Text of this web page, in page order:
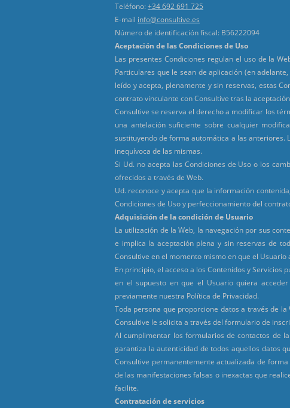
Teléfono:+34 692 691 725
E-mail info@consultive.es
Número de identificación fiscal: B56222094
Aceptación de las Condiciones de Uso
Las presentes Condiciones regulan el uso de la
Particulares que le sean de aplicación (en
leído y acepta, plenamente y sin reservas, estas
contrato vinculante con Consultive tras la
Consultive se reserva el derecho a modificar los
una antelación suficiente sobre cualquier
sustituyendo de forma automática a las anteriores.
inequívoca de las mismas.
Si Ud. no acepta las Condiciones de Uso o los
ofrecidos a través de Web.
Ud. reconoce y acepta que la información
Condiciones de Uso y perfeccionamiento del
Adquisición de la condición de Usuario
La utilización de la Web, la navegación por sus
e implica la aceptación plena y sin reservas de
Consultive en el momento mismo en que el Usuario
En principio, el acceso a los Contenidos y
en el supuesto en que el Usuario quiera
previamente nuestra Política de Privacidad.
Toda persona que proporcione datos a través de
Consultive le solicita a través del formulario de
Al cumplimentar los formularios de contactos de
garantiza la autenticidad de todos aquellos datos
Consultive permanentemente actualizada de
de las manifestaciones falsas o inexactas que
facilite.
Contratación de servicios